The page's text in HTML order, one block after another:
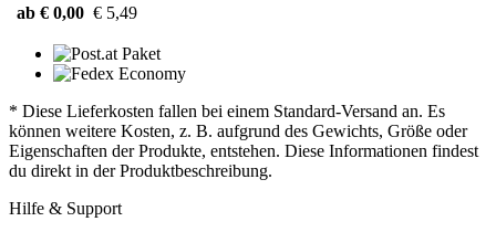
ab € 0,00 € 5,49
* Diese Lieferkosten fallen bei einem Standard-Versand an. Es
können weitere Kosten, z. B. aufgrund des Gewichts, Größe oder
Eigenschaften der Produkte, entstehen. Diese Informationen findest
du direkt in der Produktbeschreibung.
Hilfe & Support